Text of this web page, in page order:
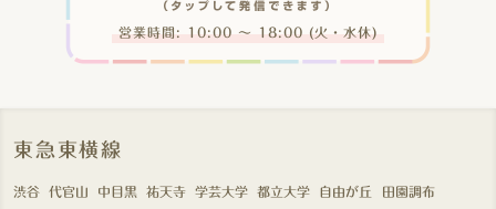
営業時間: 10:00 〜 18:00 (火・水休)
東急東横線
渋谷 代官山 中目黒 祐天寺 学芸大学 都立大学 自由が丘
田園調布